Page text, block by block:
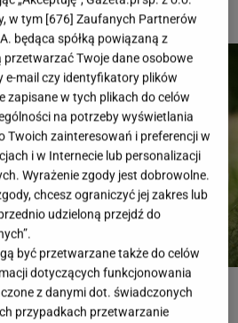
ROZWIĄŻ QUIZ
w tym [676] Zaufanych Partnerów
będąca spółką powiązaną z
przetwarzać Twoje dane osobowe
e-mail czy identyfikatory plików
zapisane w tych plikach do celów
na potrzeby wyświetlania
Twoich zainteresowań i preferencji w
i w Internecie lub personalizacji
Wyrażenie zgody jest dobrowolne.
chcesz ograniczyć jej zakres lub
udzieloną przejdź do
być przetwarzane także do celów
dotyczących funkcjonowania
z danymi dot. świadczonych
przypadkach przetwarzanie